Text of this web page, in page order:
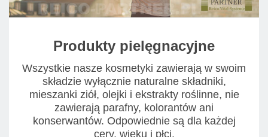
Produkty pielęgnacyjne
Wszystkie nasze kosmetyki zawierają w swoim
składzie wyłącznie naturalne składniki,
mieszanki ziół, olejki i ekstrakty roślinne, nie
zawierają parafny, kolorantów ani
konserwantów. Odpowiednie są dla każdej
cery, wieku i płci.